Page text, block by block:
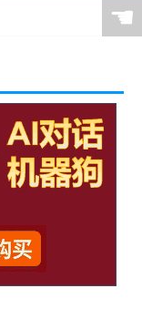
☚